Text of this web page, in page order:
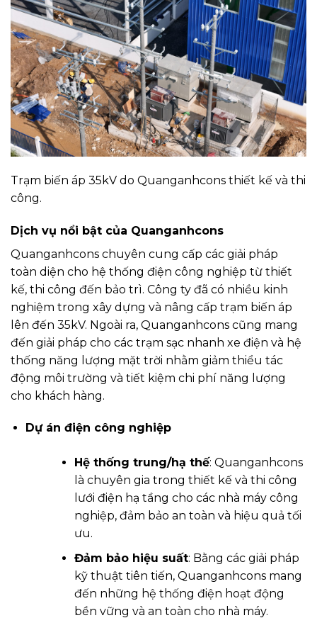
Trạm biến áp 35kV do Quanganhcons thiết kế và thi
công.
Dịch vụ nổi bật của Quanganhcons
Quanganhcons chuyên cung cấp các giải pháp
toàn diện cho hệ thống điện công nghiệp từ thiết
kế, thi công đến bảo trì. Công ty đã có nhiều kinh
nghiệm trong xây dựng và nâng cấp trạm biến áp
lên đến 35kV. Ngoài ra, Quanganhcons cũng mang
đến giải pháp cho các trạm sạc nhanh xe điện và hệ
thống năng lượng mặt trời nhằm giảm thiểu tác
động môi trường và tiết kiệm chi phí năng lượng
cho khách hàng.
Dự án điện công nghiệp
Hệ thống trung/hạ thế: Quanganhcons
là chuyên gia trong thiết kế và thi công
lưới điện hạ tầng cho các nhà máy công
nghiệp, đảm bảo an toàn và hiệu quả tối
ưu.
Đảm bảo hiệu suất: Bằng các giải pháp
kỹ thuật tiên tiến, Quanganhcons mang
đến những hệ thống điện hoạt động
bền vững và an toàn cho nhà máy.